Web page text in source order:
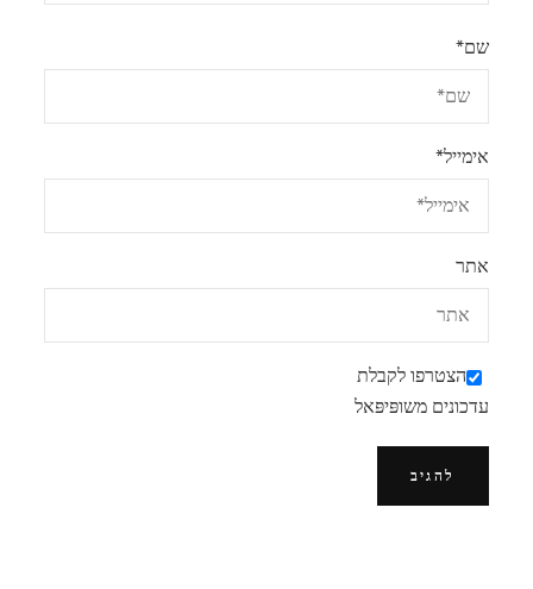
שם*
אימייל*
אתר
הצטרפו לקבלת
עדכונים משופּיפּאל